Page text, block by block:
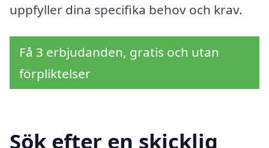
uppfyller dina specifika behov och krav.
Få 3 erbjudanden, gratis och utan
förpliktelser
Sök efter en skicklig